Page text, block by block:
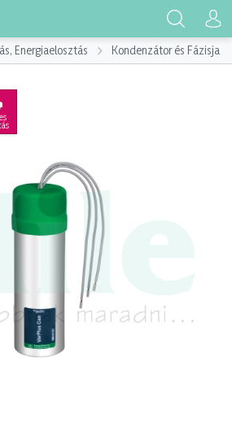
Energiaelosztás Kondenzátor és